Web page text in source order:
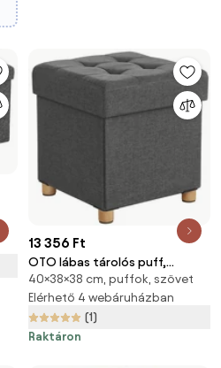
13 356 Ft
OTO lábas tárolós puff,
38x38x40cm, antracit
SongmicsHome
40×38×38 cm, puffok, szövet
Elérhető 4 webáruházban
(1)
Raktáron